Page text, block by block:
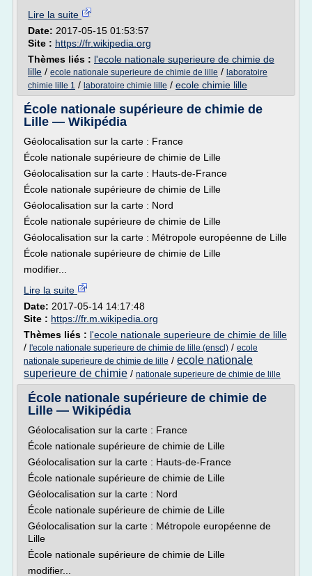
Lire la suite
Date: 2017-05-15 01:53:57
Site : https://fr.wikipedia.org
Thèmes liés : l'ecole nationale superieure de chimie de
lille / ecole nationale superieure de chimie de lille / laboratoire
chimie lille 1 / laboratoire chimie lille / ecole chimie lille
École nationale supérieure de chimie de
Lille — Wikipédia
Géolocalisation sur la carte : France
École nationale supérieure de chimie de Lille
Géolocalisation sur la carte : Hauts-de-France
École nationale supérieure de chimie de Lille
Géolocalisation sur la carte : Nord
École nationale supérieure de chimie de Lille
Géolocalisation sur la carte : Métropole européenne de Lille
École nationale supérieure de chimie de Lille
modifier...
Lire la suite
Date: 2017-05-14 14:17:48
Site : https://fr.m.wikipedia.org
Thèmes liés : l'ecole nationale superieure de chimie de lille
/ l'ecole nationale superieure de chimie de lille (enscl) / ecole
nationale superieure de chimie de lille / ecole nationale
superieure de chimie / nationale superieure de chimie de lille
École nationale supérieure de chimie de
Lille — Wikipédia
Géolocalisation sur la carte : France
École nationale supérieure de chimie de Lille
Géolocalisation sur la carte : Hauts-de-France
École nationale supérieure de chimie de Lille
Géolocalisation sur la carte : Nord
École nationale supérieure de chimie de Lille
Géolocalisation sur la carte : Métropole européenne de
Lille
École nationale supérieure de chimie de Lille
modifier...